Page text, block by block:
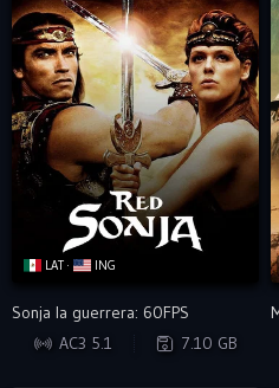
LAT · ING
BRRIP
Sonja la guerrera: 60FPS
AC3 5.1
7.10 GB